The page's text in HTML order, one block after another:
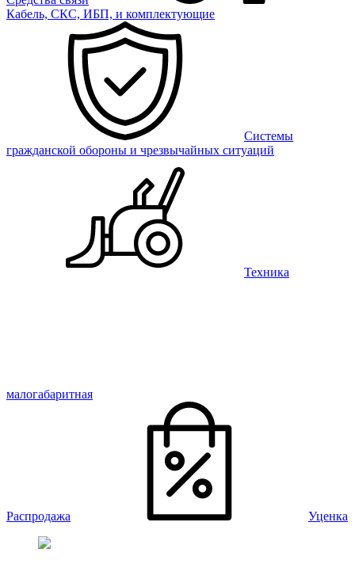
Кабель, СКС, ИБП, и комплектующие
Системы
гражданской обороны и чрезвычайных ситуаций
Техника
малогабаритная
Распродажа Уценка